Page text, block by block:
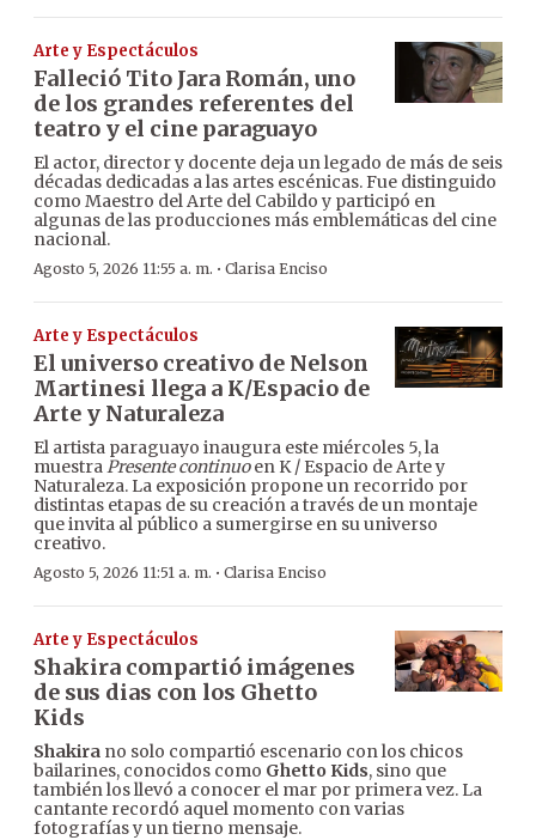
Arte y Espectáculos
Falleció Tito Jara Román, uno
de los grandes referentes del
teatro y el cine paraguayo
El actor, director y docente deja un legado de más de seis
décadas dedicadas a las artes escénicas. Fue distinguido
como Maestro del Arte del Cabildo y participó en
algunas de las producciones más emblemáticas del cine
nacional.
Agosto 5, 2026 11:55 a. m. · Clarisa Enciso
Arte y Espectáculos
El universo creativo de Nelson
Martinesi llega a K/Espacio de
Arte y Naturaleza
El artista paraguayo inaugura este miércoles 5, la
muestraPresente continuoen K / Espacio de Arte y
Naturaleza. La exposición propone un recorrido por
distintas etapas de su creación a través de un montaje
que invita al público a sumergirse en su universo
creativo.
Agosto 5, 2026 11:51 a. m. · Clarisa Enciso
Arte y Espectáculos
Shakira compartió imágenes
de sus dias con los Ghetto
Kids
Shakira no solo compartió escenario con los chicos
bailarines, conocidos como Ghetto Kids, sino que
también los llevó a conocer el mar por primera vez. La
cantante recordó aquel momento con varias
fotografías y un tierno mensaje.